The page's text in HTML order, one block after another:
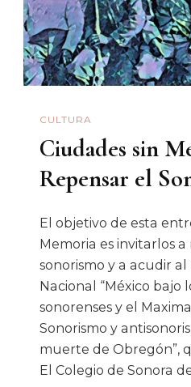
CULTURA
Ciudades sin
Repensar el
El objetivo de esta
Memoria es invitarlos a
sonorismo y a acudir
Nacional “México bajo
sonorenses y el
Sonorismo y
muerte de Obregón”,
El Colegio de Sonora